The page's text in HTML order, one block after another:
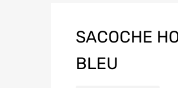
SACOCHE
BLEU